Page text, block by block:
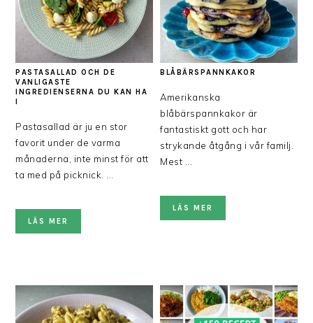
PASTASALLAD OCH DE
VANLIGASTE
INGREDIENSERNA DU KAN HA
Pastasallad är ju en stor
favorit under de varma
månaderna, inte minst för att
ta med på picknick. ...
LÄS MER
BLÅBÄRSPANNKAKOR
Amerikanska
blåbärspannkakor är
fantastiskt gott och har
strykande åtgång i vår familj.
Mest ...
LÄS MER